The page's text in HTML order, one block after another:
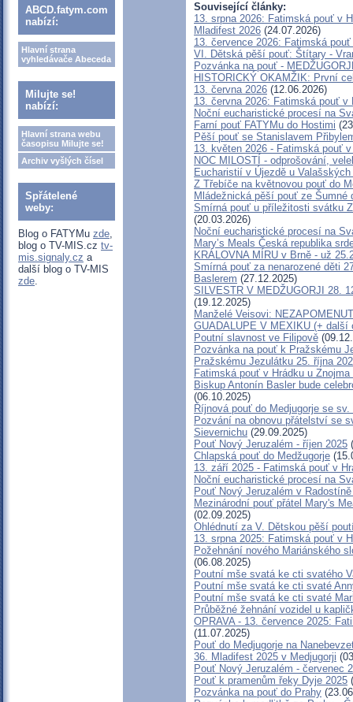
ABCD.fatym.com
nabízí:
Hlavní strana
vyhledávače Abeceda
Milujte se!
nabízí:
Hlavní strana webu
časopisu Milujte se!
Archiv vyšlých čísel
Spřátelené
weby:
Blog o FATYMu zde,
blog o TV-MIS.cz tv-
mis.signaly.cz a
další blog o TV-MIS
zde.
Související články:
13. srpna 2026: Fatimská pouť v
Mladifest 2026 (24.07.2026)
13. července 2026: Fatimská
VI. Dětská pěší pouť: Štítary -
Pozvánka na pouť -
HISTORICKÝ OKAMŽIK: První
13. června 2026 (12.06.2026)
13. června 2026: Fatimská pouť v
Noční eucharistické procesí na
Farní pouť FATYMu do Hostimi
Pěší pouť se Stanislavem
13. květen 2026 - Fatimská pouť
NOC MILOSTÍ - odprošování,
Eucharistií v Újezdě u
Z Třebíče na květnovou pouť do
Mládežnická pěší pouť ze Šumné
Smírná pouť u příležitosti svátku
(20.03.2026)
Noční eucharistické procesí na
Mary’s Meals Česká republika
KRÁLOVNA MÍRU v Brně - už
Smírná pouť za nenarozené děti
Baslerem (27.12.2025)
SILVESTR V MEDŽUGORJI 28.
(19.12.2025)
Manželé Veisovi:
GUADALUPE V MEXIKU (+ další
Poutní slavnost ve Filipově
Pozvánka na pouť k Pražskému
Pražskému Jezulátku 25. října
Fatimská pouť v Hrádku u
Biskup Antonín Basler bude
(06.10.2025)
Říjnová pouť do Medjugorje se
Pozvání na obnovu přátelství se
Sievernichu (29.09.2025)
Pouť Nový Jeruzalém - říjen 2025
Chlapská pouť do Medžugorje
13. září 2025 - Fatimská pouť v
Noční eucharistické procesí na
Pouť Nový Jeruzalém v
Mezinárodní pouť přátel Mary's
(02.09.2025)
Ohlédnutí za V. Dětskou pěší
13. srpna 2025: Fatimská pouť v
Požehnání nového Mariánského
(06.08.2025)
Poutní mše svatá ke cti svatého
Poutní mše svatá ke cti svaté
Poutní mše svatá ke cti svaté
Průběžné žehnání vozidel u
OPRAVA - 13. července 2025:
(11.07.2025)
Pouť do Medjugorje na
36. Mladifest 2025 v Medjugorji
Pouť Nový Jeruzalém - červenec
Pouť k pramenům řeky Dyje 2025
Pozvánka na pouť do Prahy